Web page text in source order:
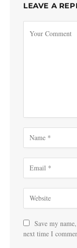
LEAVE A
Save my
next time I